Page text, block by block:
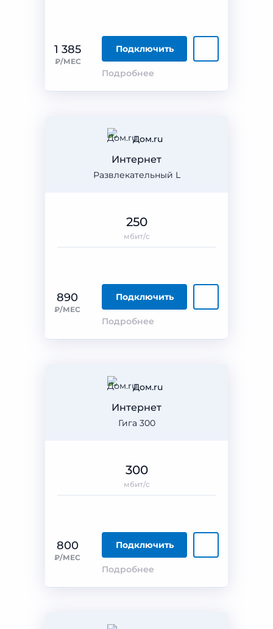
1 385
₽/МЕС
Подключить
Подробнее
Дом.ru
Развлекательный L
Интернет
890
₽/МЕС
Подключить
Подробнее
250
мбит/с
Дом.ru
Гига 300
Интернет
800
₽/МЕС
Подключить
Подробнее
300
мбит/с